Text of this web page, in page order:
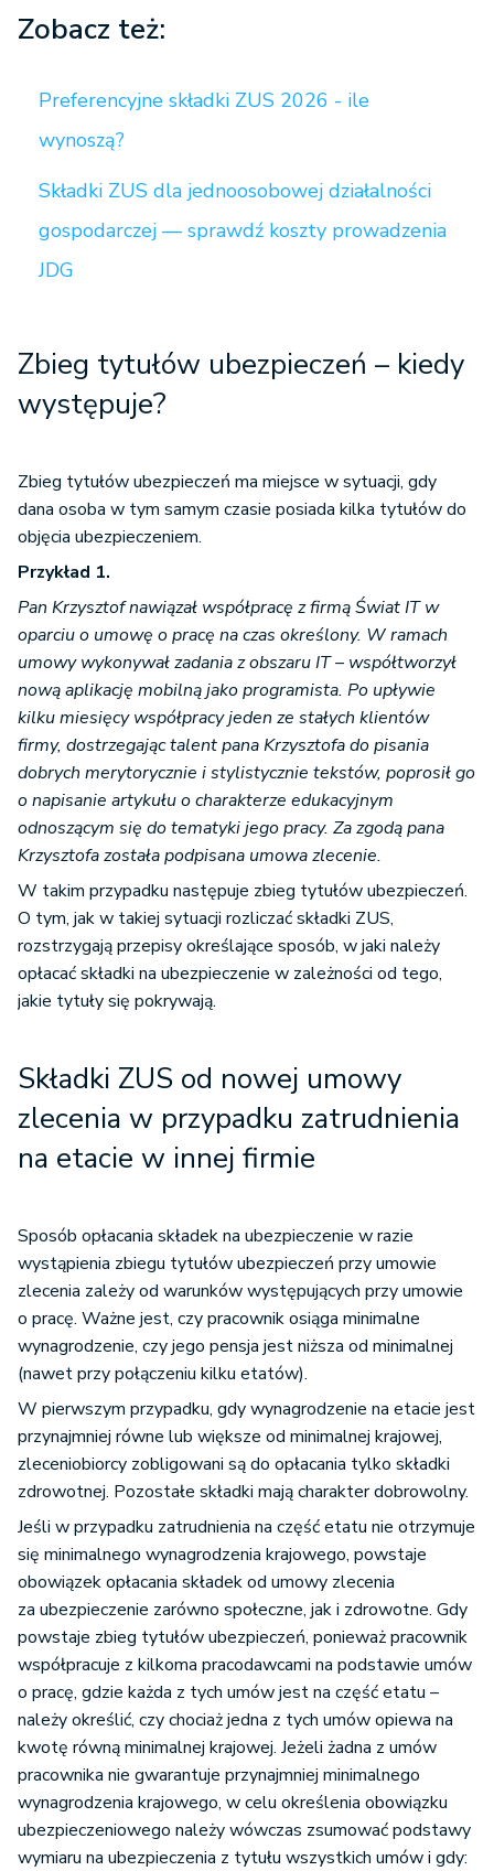
Zobacz też:
Preferencyjne składki ZUS 2026 - ile
wynoszą?
Składki ZUS dla jednoosobowej działalności
gospodarczej — sprawdź koszty prowadzenia
JDG
Zbieg tytułów ubezpieczeń – kiedy
występuje?
Zbieg tytułów ubezpieczeń ma miejsce w sytuacji, gdy
dana osoba w tym samym czasie posiada kilka tytułów do
objęcia ubezpieczeniem.
Przykład 1.
Pan Krzysztof nawiązał współpracę z firmą Świat IT w
oparciu o umowę o pracę na czas określony. W ramach
umowy wykonywał zadania z obszaru IT – współtworzył
nową aplikację mobilną jako programista. Po upływie
kilku miesięcy współpracy jeden ze stałych klientów
firmy, dostrzegając talent pana Krzysztofa do pisania
dobrych merytorycznie i stylistycznie tekstów, poprosił go
o napisanie artykułu o charakterze edukacyjnym
odnoszącym się do tematyki jego pracy. Za zgodą pana
Krzysztofa została podpisana umowa zlecenie.
W takim przypadku następuje zbieg tytułów ubezpieczeń.
O tym, jak w takiej sytuacji rozliczać składki ZUS,
rozstrzygają przepisy określające sposób, w jaki należy
opłacać składki na ubezpieczenie w zależności od tego,
jakie tytuły się pokrywają.
Składki ZUS od nowej umowy
zlecenia w przypadku zatrudnienia
na etacie w innej firmie
Sposób opłacania składek na ubezpieczenie w razie
wystąpienia zbiegu tytułów ubezpieczeń przy umowie
zlecenia zależy od warunków występujących przy umowie
o pracę. Ważne jest, czy pracownik osiąga minimalne
wynagrodzenie, czy jego pensja jest niższa od minimalnej
(nawet przy połączeniu kilku etatów).
W pierwszym przypadku, gdy wynagrodzenie na etacie jest
przynajmniej równe lub większe od minimalnej krajowej,
zleceniobiorcy zobligowani są do opłacania tylko składki
zdrowotnej. Pozostałe składki mają charakter dobrowolny.
Jeśli w przypadku zatrudnienia na część etatu nie otrzymuje
się minimalnego wynagrodzenia krajowego, powstaje
obowiązek opłacania składek od umowy zlecenia
za ubezpieczenie zarówno społeczne, jak i zdrowotne. Gdy
powstaje zbieg tytułów ubezpieczeń, ponieważ pracownik
współpracuje z kilkoma pracodawcami na podstawie umów
o pracę, gdzie każda z tych umów jest na część etatu –
należy określić, czy chociaż jedna z tych umów opiewa na
kwotę równą minimalnej krajowej. Jeżeli żadna z umów
pracownika nie gwarantuje przynajmniej minimalnego
wynagrodzenia krajowego, w celu określenia obowiązku
ubezpieczeniowego należy wówczas zsumować podstawy
wymiaru na ubezpieczenia z tytułu wszystkich umów i gdy: